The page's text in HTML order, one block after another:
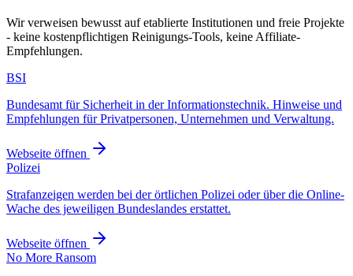
Wir verweisen bewusst auf etablierte Institutionen und freie Projekte
- keine kostenpflichtigen Reinigungs-Tools, keine Affiliate-
Empfehlungen.
BSI
Bundesamt für Sicherheit in der Informationstechnik. Hinweise und
Empfehlungen für Privatpersonen, Unternehmen und Verwaltung.
Webseite öffnen
Polizei
Strafanzeigen werden bei der örtlichen Polizei oder über die Online-
Wache des jeweiligen Bundeslandes erstattet.
Webseite öffnen
No More Ransom